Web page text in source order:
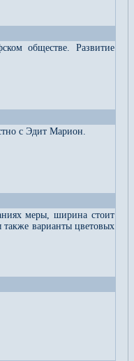
обществе. Развитие
с Эдит Марион.
меры, ширина стоит
варианты цветовых